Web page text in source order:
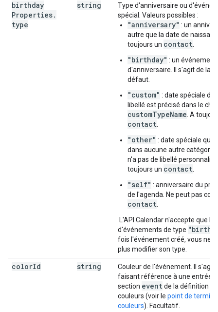
birthday
Properties.
type
string
Type d'anniversaire ou
spécial. Valeurs possibles :
"anniversary" : un
autre que la date de
toujours un contact
"birthday" : un événement
d'anniversaire. Il s'agit de la
défaut.
"custom" : date spéciale
libellé est précisé dans le
customTypeName . A
contact
"other" : date spéciale qui
dans aucune autre catégorie
n'a pas de libellé
toujours un contact
"self" : anniversaire du
de l'agenda. Ne peut pas
contact
L'API Calendar n'accepte que la
d'événements de type
fois l'événement créé, vous ne
plus modifier son type.
colorId string
Couleur de l'événement. Il s'agit
faisant référence à une entrée
section eventde la définition
couleurs (voir le point de
couleurs). Facultatif.